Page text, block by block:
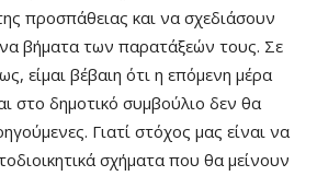
προσπάθειας και να σχεδιάσουν
βήματα των παρατάξεών τους. Σε
είμαι βέβαιη ότι η επόμενη μέρα
στο δημοτικό συμβούλιο δεν θα
Γιατί στόχος μας είναι να
σχήματα που θα μείνουν